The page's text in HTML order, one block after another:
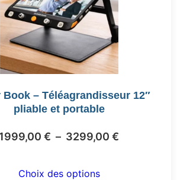
Book – Téléagrandisseur 12″
pliable et portable
1999,00€ – 3299,00€
Choix des options
plusieurs
variations.
Les
options
peuvent
choisies
sur
page
produit